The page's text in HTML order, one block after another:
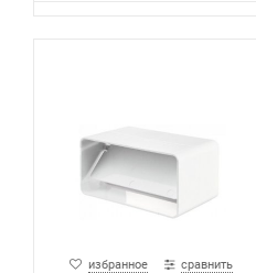
избранное сравнить